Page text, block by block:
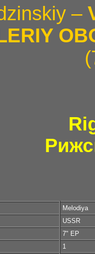
–
Melodiya
USSR
7" EP
1